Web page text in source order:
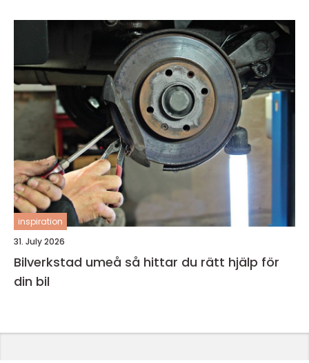
inspiration
31. July 2026
Bilverkstad umeå så hittar du rätt hjälp för
din bil